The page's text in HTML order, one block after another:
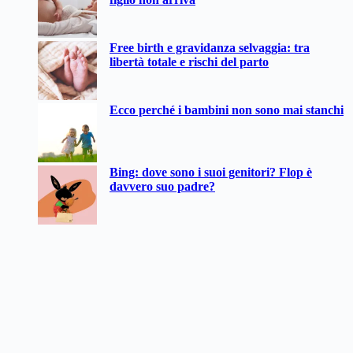
Free birth e gravidanza selvaggia: tra
libertà totale e rischi del parto
Ecco perché i bambini non sono mai stanchi
Bing: dove sono i suoi genitori? Flop è
davvero suo padre?